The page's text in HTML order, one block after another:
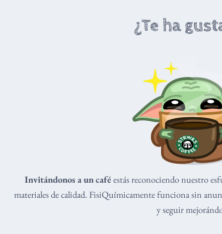
¿Te ha
Invitándonos a un caféestás reconociendo nuestro
materiales de calidad. FisiQuímicamente funciona sin
y seguir